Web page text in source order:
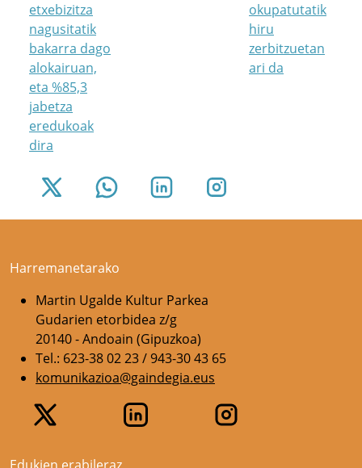
etxebizitza
nagusitatik
bakarra dago
alokairuan,
eta %85,3
jabetza
eredukoak
dira
okupatutatik
hiru
zerbitzuetan
ari da
Harremanetarako
Martin Ugalde Kultur Parkea
Gudarien etorbidea z/g
20140 - Andoain (Gipuzkoa)
Tel.: 623-38 02 23 / 943-30 43 65
komunikazioa@gaindegia.eus